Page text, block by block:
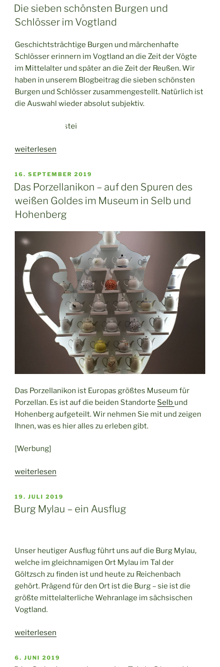
angewandte
Kunst
in
Gera“
AM
Die sieben schönsten Burgen und
Schlösser im Vogtland
Geschichtsträchtige Burgen und märchenhafte
Schlösser erinnern im Vogtland an die Zeit der Vögte
im Mittelalter und später an die Zeit der Reußen. Wir
haben in unserem Blogbeitrag die sieben schönsten
Burgen und Schlösser zusammengestellt. Natürlich ist
die Auswahl wieder absolut subjektiv.
„Die
schönsten
Burgen
Schlösser
im
Vogtland“
weiterlesen
VERÖFFENTLICHT
AM
16. SEPTEMBER 2019
Das Porzellanikon – auf den Spuren des
weißen Goldes im Museum in Selb und
Hohenberg
Das Porzellanikon ist Europas größtes Museum für
Porzellan. Es ist auf die beiden Standorte Selb und
Hohenberg aufgeteilt. Wir nehmen Sie mit und zeigen
Ihnen, was es hier alles zu erleben gibt.
[Werbung]
„Das
–
auf
weißen
Goldes
im
Museum
in
Selb
Hohenberg“
weiterlesen
VERÖFFENTLICHT
AM
19. JULI 2019
Burg Mylau – ein Ausflug
Unser heutiger Ausflug führt uns auf die Burg Mylau,
welche im gleichnamigen Ort Mylau im Tal der
Göltzsch zu finden ist und heute zu Reichenbach
gehört. Prägend für den Ort ist die Burg – sie ist die
größte mittelalterliche Wehranlage im sächsischen
Vogtland.
„Burg
–
weiterlesen
VERÖFFENTLICHT
6. JUNI 2019